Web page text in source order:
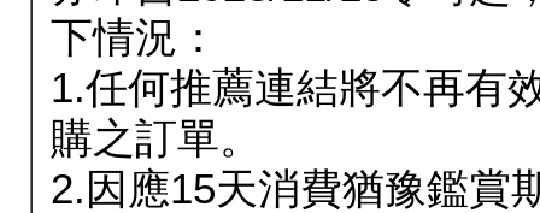
下情況：
1.任何推薦連結將不再有
購之訂單。
2.因應15天消費猶豫鑑賞